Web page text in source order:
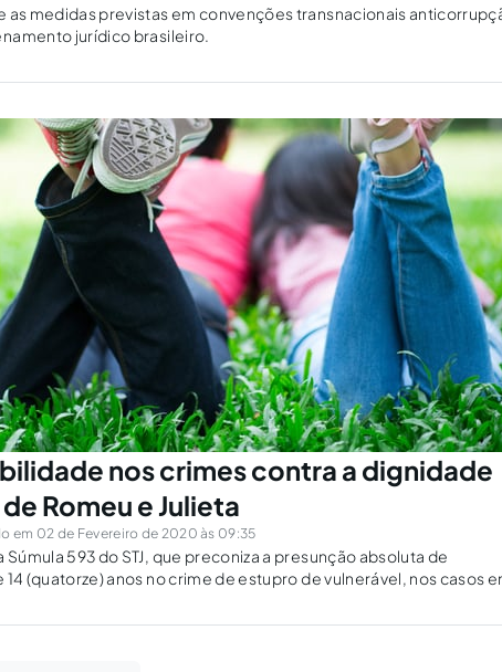
as medidas previstas em convenções transnacionais
jurídico brasileiro.
nos crimes contra a dignidade
Romeu e Julieta
em 02 de Fevereiro de 2020 às 09:35
593 do STJ, que preconiza a presunção absoluta de
(quatorze) anos no crime de estupro de vulnerável, nos casos